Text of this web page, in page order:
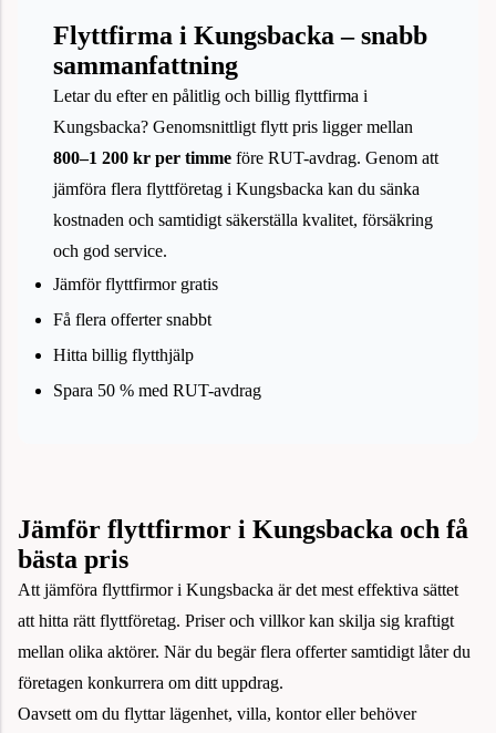
Flyttfirma i Kungsbacka – snabb
sammanfattning
Letar du efter en pålitlig och billig flyttfirma i
Kungsbacka? Genomsnittligt flytt pris ligger mellan
800–1 200 kr per timme före RUT-avdrag. Genom att
jämföra flera flyttföretag i Kungsbacka kan du sänka
kostnaden och samtidigt säkerställa kvalitet, försäkring
och god service.
Jämför flyttfirmor gratis
Få flera offerter snabbt
Hitta billig flytthjälp
Spara 50 % med RUT-avdrag
Jämför flyttfirmor i Kungsbacka och få
bästa pris
Att jämföra flyttfirmor i Kungsbacka är det mest effektiva sättet
att hitta rätt flyttföretag. Priser och villkor kan skilja sig kraftigt
mellan olika aktörer. När du begär flera offerter samtidigt låter du
företagen konkurrera om ditt uppdrag.
Oavsett om du flyttar lägenhet, villa, kontor eller behöver